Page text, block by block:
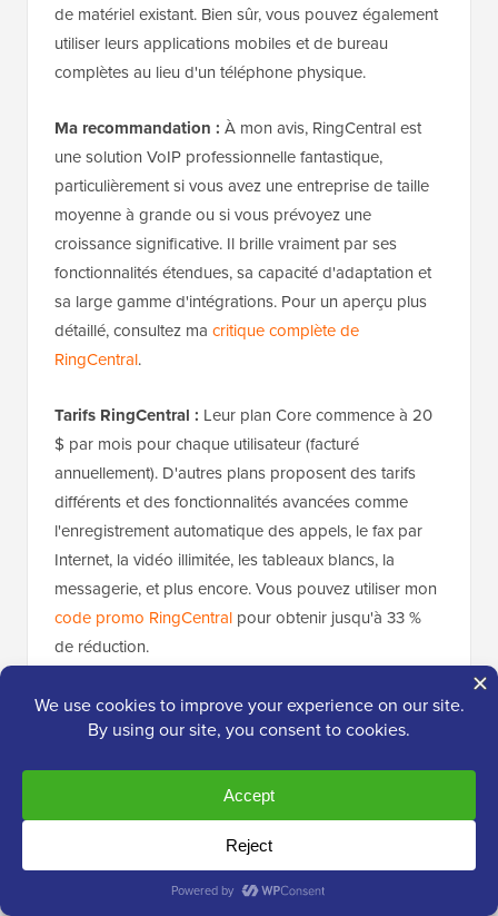
de matériel existant. Bien sûr, vous pouvez également
utiliser leurs applications mobiles et de bureau
complètes au lieu d'un téléphone physique.
Ma recommandation : À mon avis, RingCentral est
une solution VoIP professionnelle fantastique,
particulièrement si vous avez une entreprise de taille
moyenne à grande ou si vous prévoyez une
croissance significative. Il brille vraiment par ses
fonctionnalités étendues, sa capacité d'adaptation et
sa large gamme d'intégrations. Pour un aperçu plus
détaillé, consultez ma critique complète de
RingCentral.
Tarifs RingCentral : Leur plan Core commence à 20
$ par mois pour chaque utilisateur (facturé
annuellement). D'autres plans proposent des tarifs
différents et des fonctionnalités avancées comme
l'enregistrement automatique des appels, le fax par
Internet, la vidéo illimitée, les tableaux blancs, la
messagerie, et plus encore. Vous pouvez utiliser mon
code promo RingCentral pour obtenir jusqu'à 33 %
de réduction.
Vous pouvez également payer un supplément pour
obtenir unnuméro de téléphone personnalisépour
numéro de téléphone professionnel accrocheur et
mémorable (comme 1-800-VOTREBIZ).
3. Zoom Phone– Idéal pour les
intégrations d'appels vidéo